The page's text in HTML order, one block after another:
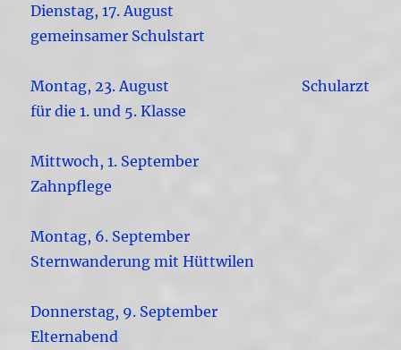
Dienstag, 17. August
gemeinsamer Schulstart
Montag, 23. August Schularzt
für die 1. und 5. Klasse
Mittwoch, 1. September
Zahnpflege
Montag, 6. September
Sternwanderung mit Hüttwilen
Donnerstag, 9. September
Elternabend